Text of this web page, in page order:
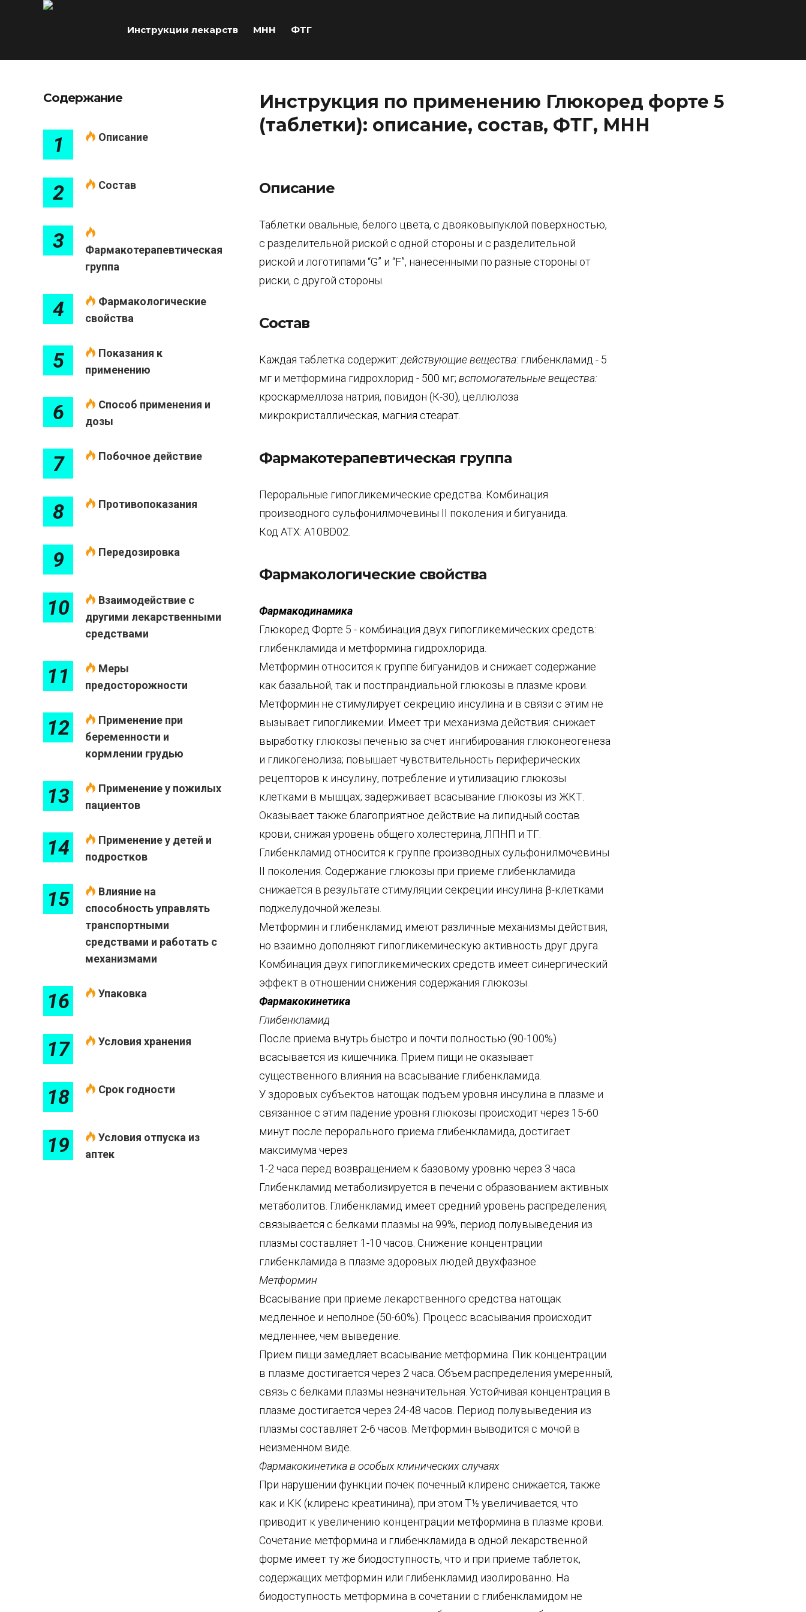
Инструкции лекарств МНН ФТГ
Инструкция по применению Глюкоред форте 5
(таблетки): описание, состав, ФТГ, МНН
Описание
Таблетки овальные, белого цвета, с двояковыпуклой поверхностью,
с разделительной риской с одной стороны и с разделительной
риской и логотипами “G” и “F”, нанесенными по разные стороны от
риски, с другой стороны.
Cостав
Каждая таблетка содержит: действующие вещества: глибенкламид - 5
мг и метформина гидрохлорид - 500 мг; вспомогательные вещества:
кроскармеллоза натрия, повидон (К-30), целлюлоза
микрокристаллическая, магния стеарат.
Фармакотерапевтическая группа
Пероральные гипогликемические средства. Комбинация
производного сульфонилмочевины II поколения и бигуанида.
Код АТХ: A10BD02.
Фармакологические свойства
Фармакодинамика
Глюкоред Форте 5 - комбинация двух гипогликемических средств:
глибенкламида и метформина гидрохлорида.
Метформин относится к группе бигуанидов и снижает содержание
как базальной, так и постпрандиальной глюкозы в плазме крови.
Метформин не стимулирует секрецию инсулина и в связи с этим не
вызывает гипогликемии. Имеет три механизма действия: снижает
выработку глюкозы печенью за счет ингибирования глюконеогенеза
и гликогенолиза; повышает чувствительность периферических
рецепторов к инсулину, потребление и утилизацию глюкозы
клетками в мышцах; задерживает всасывание глюкозы из ЖКТ.
Оказывает также благоприятное действие на липидный состав
крови, снижая уровень общего холестерина, ЛПНП и ТГ.
Глибенкламид относится к группе производных сульфонилмочевины
II поколения. Содержание глюкозы при приеме глибенкламида
снижается в результате стимуляции секреции инсулина β-клетками
поджелудочной железы.
Метформин и глибенкламид имеют различные механизмы действия,
но взаимно дополняют гипогликемическую активность друг друга.
Комбинация двух гипогликемических средств имеет синергический
эффект в отношении снижения содержания глюкозы.
Фармакокинетика
Глибенкламид
После приема внутрь быстро и почти полностью (90-100%)
всасывается из кишечника. Прием пищи не оказывает
существенного влияния на всасывание глибенкламида.
У здоровых субъектов натощак подъем уровня инсулина в плазме и
связанное с этим падение уровня глюкозы происходит через 15-60
минут после перорального приема глибенкламида, достигает
максимума через
1-2 часа перед возвращением к базовому уровню через 3 часа.
Глибенкламид метаболизируется в печени с образованием активных
метаболитов. Глибенкламид имеет средний уровень распределения,
связывается с белками плазмы на 99%, период полувыведения из
плазмы составляет 1-10 часов. Снижение концентрации
глибенкламида в плазме здоровых людей двухфазное.
Метформин
Всасывание при приеме лекарственного средства натощак
медленное и неполное (50-60%). Процесс всасывания происходит
медленнее, чем выведение.
Прием пищи замедляет всасывание метформина. Пик концентрации
в плазме достигается через 2 часа. Объем распределения умеренный,
связь с белками плазмы незначительная. Устойчивая концентрация в
плазме достигается через 24-48 часов. Период полувыведения из
плазмы составляет 2-6 часов. Метформин выводится с мочой в
неизменном виде.
Фармакокинетика в особых клинических случаях
При нарушении функции почек почечный клиренс снижается, также
как и КК (клиренс креатинина), при этом T½ увеличивается, что
приводит к увеличению концентрации метформина в плазме крови.
Сочетание метформина и глибенкламида в одной лекарственной
форме имеет ту же биодоступность, что и при приеме таблеток,
содержащих метформин или глибенкламид изолированно. На
биодоступность метформина в сочетании с глибенкламидом не
Содержание
1 Описание
2 Cостав
3
Фармакотерапевтическая
группа
4
Фармакологические
свойства
5
Показания к
применению
6
Способ применения и
дозы
7 Побочное действие
8 Противопоказания
9 Передозировка
10
Взаимодействие с
другими лекарственными
средствами
11
Меры
предосторожности
12
Применение при
беременности и
кормлении грудью
13
Применение у пожилых
пациентов
14
Применение у детей и
подростков
15
Влияние на
способность управлять
транспортными
средствами и работать с
механизмами
16 Упаковка
17 Условия хранения
18 Срок годности
19
Условия отпуска из
аптек